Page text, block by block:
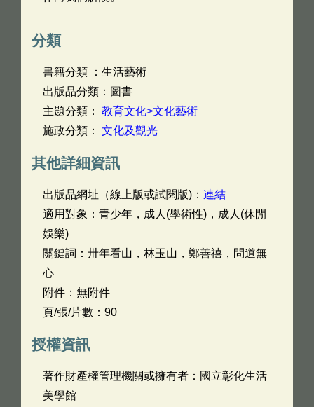
分類
書籍分類 ：生活藝術
出版品分類：圖書
主題分類： 教育文化>文化藝術
施政分類： 文化及觀光
其他詳細資訊
出版品網址（線上版或試閱版)： 連結
適用對象：青少年，成人(學術性)，成人(休閒
娛樂)
關鍵詞：卅年看山，林玉山，鄭善禧，問道無
心
附件：無附件
頁/張/片數：90
授權資訊
著作財產權管理機關或擁有者：國立彰化生活
美學館